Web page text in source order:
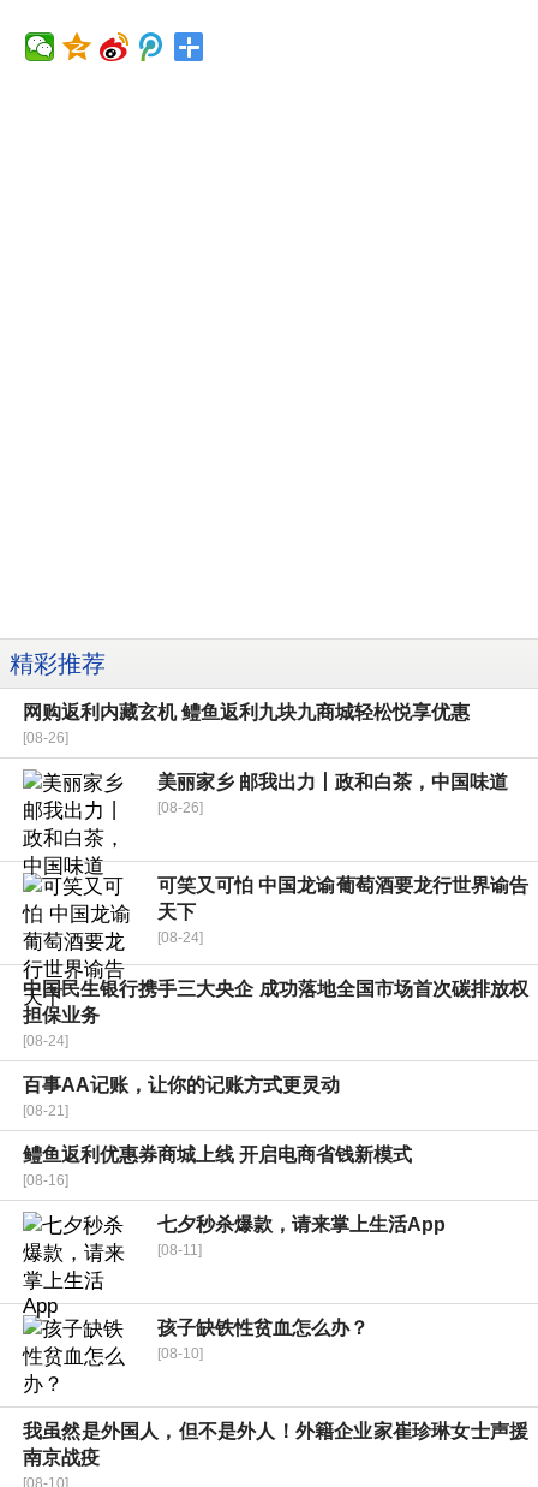
精彩推荐
网购返利内藏玄机 鳢鱼返利九块九商城轻松悦享优惠
[08-26]
美丽家乡 邮我出力丨政和白茶，中国味道
[08-26]
可笑又可怕 中国龙谕葡萄酒要龙行世界谕告
天下
[08-24]
中国民生银行携手三大央企 成功落地全国市场首次碳排放权
担保业务
[08-24]
百事AA记账，让你的记账方式更灵动
[08-21]
鳢鱼返利优惠券商城上线 开启电商省钱新模式
[08-16]
七夕秒杀爆款，请来掌上生活App
[08-11]
孩子缺铁性贫血怎么办？
[08-10]
我虽然是外国人，但不是外人！外籍企业家崔珍琳女士声援
南京战疫